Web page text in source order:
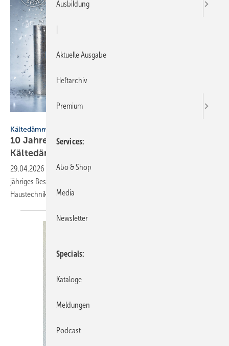
Deutsche Rockwool
Kältedämmung
10 Jahre Teclit – Rockwool-System für
Käl­te­däm­mung
29.04.2026
Das Teclit-System von Rockwool erreicht sein 10-
jähriges Bestehen. Es hat sich als Lösung für die Kältedämmung in der
Haustechnik bewährt und schützt nachweislich vor
Ausbildung
Aktuelle Ausgabe
Heftarchiv
Premium
Services
Abo & Shop
Media
Newsletter
Specials
Kataloge
Meldungen
Podcast